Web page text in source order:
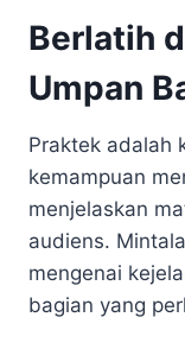
Berlatih
Umpan
Praktek adalah
kemampuan
menjelaskan
audiens.
mengenai
bagian yang